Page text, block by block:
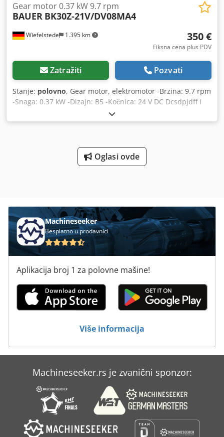
Wiefelstede 1.395 km
Gear motor 0.37 kW 9.7 rpm
BAUER BK30Z-21V/DV08MA4
350 €
Fiksna cena plus PDV
Zatražiti Pozvati
Stanje: polovno, Gear motor, elektromotor -Brzina: 9.7 rpm
-Snaga: 0.37 kW -Dizajn: B5 -Kočnica: 24 V DC Dcsdpjdff I
Ejfx Alcsk -Otvor prečnika Ø 40 mm -Klasa zaštite: IP 65 -
Broj: 1x dostupan -Dimenzije: 690/300/H230 mm -Težina:
Oglasi ovde
Machineseeker
Besplatno u prodavnici
Aplikacija broj 1 za polovne mašine!
Više informacija
Machineseeker.rs je zvanični sponzor: